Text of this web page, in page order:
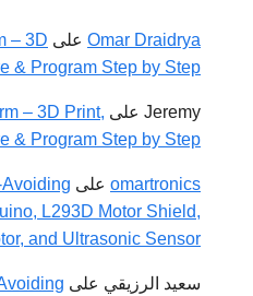
Omar Draidrya على – 3D
& Program Step by Step
Jeremy على – 3D Print,
& Program Step by Step
omartronics على
L293D Motor Shield,
and Ultrasonic Sensor
سعيد الرزيقي على